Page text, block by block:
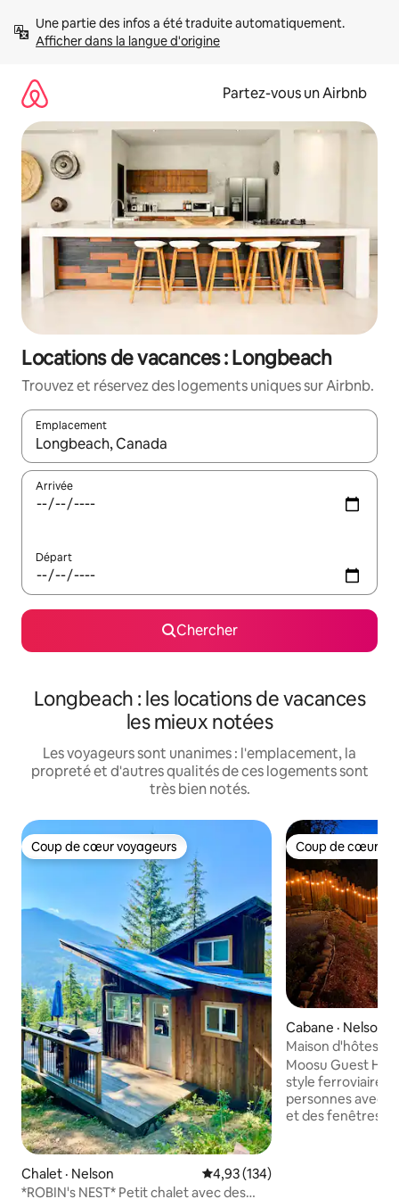
directement
Afficher dans la langue d'origine
Partez-vous un Airbnb
Locations de vacances : Longbeach
Trouvez et réservez des logements uniques sur Airbnb.
Emplacement
Quand les résultats sont affichés, parcourez-les en utilisant
Arrivée
Départ
Chercher
Longbeach : les locations de vacances
les mieux notées
Les voyageurs sont unanimes : l'emplacement, la
propreté et d'autres qualités de ces logements sont
très bien notés.
Coup de cœur voyageurs
Coup de cœur voyageurs
Chalet · Nelson Note moyenne de 4,93 sur 5,
4,93 (134)
*ROBIN's NEST* Petit chalet avec des
Coup de cœur
Coup de cœur
Cabane · Nelson
Maison d'hôtes et
cèdre et sauna
Moosu Guest
style ferroviaire
personnes avec
et des fenêtres